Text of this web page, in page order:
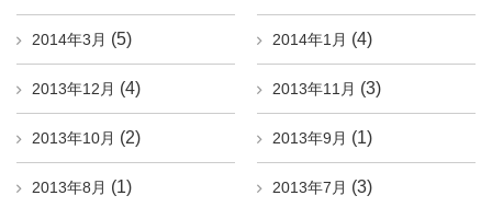
2014年3月 (5) 2014年1月 (4)
2013年12月 (4) 2013年11月 (3)
2013年10月 (2) 2013年9月 (1)
2013年8月 (1) 2013年7月 (3)